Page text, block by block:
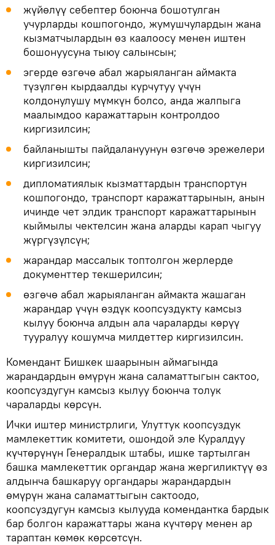
жүйөлүү себептер боюнча бошотулган
учурларды кошпогондо, жумушчулардын жана
кызматчылардын өз каалоосу менен иштен
бошонуусуна тыюу салынсын;
эгерде өзгөчө абал жарыяланган аймакта
түзүлгөн кырдаалды курчутуу үчүн
колдонулушу мүмкүн болсо, анда жалпыга
маалымдоо каражаттарын контролдоо
киргизилсин;
байланышты пайдалануунун өзгөчө эрежелери
киргизилсин;
дипломатиялык кызматтардын транспортун
кошпогондо, транспорт каражаттарынын, анын
ичинде чет элдик транспорт каражаттарынын
кыймылы чектелсин жана аларды карап чыгуу
жүргүзүлсүн;
жарандар массалык топтолгон жерлерде
документтер текшерилсин;
өзгөчө абал жарыяланган аймакта жашаган
жарандар үчүн өздүк коопсуздукту камсыз
кылуу боюнча алдын ала чараларды көрүү
тууралуу кошумча милдеттер киргизилсин.
Комендант Бишкек шаарынын аймагында
жарандардын өмүрүн жана саламаттыгын сактоо,
коопсуздугун камсыз кылуу боюнча толук
чараларды көрсүн.
Ички иштер министрлиги, Улуттук коопсуздук
мамлекеттик комитети, ошондой эле Куралдуу
күчтөрүнүн Генералдык штабы, ишке тартылган
башка мамлекеттик органдар жана жергиликтүү өз
алдынча башкаруу органдары жарандардын
өмүрүн жана саламаттыгын сактоодо,
коопсуздугун камсыз кылууда комендантка бардык
бар болгон каражаттары жана күчтөрү менен ар
тараптан көмөк көрсөтсүн.